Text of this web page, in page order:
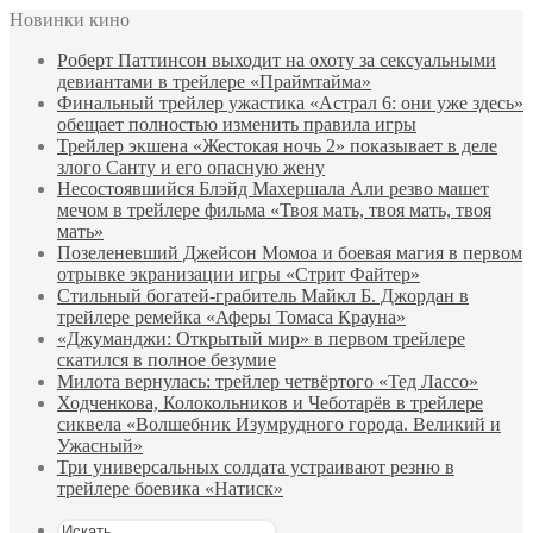
Новинки кино
Роберт Паттинсон выходит на охоту за сексуальными
девиантами в трейлере «Праймтайма»
Финальный трейлер ужастика «Астрал 6: они уже здесь»
обещает полностью изменить правила игры
Трейлер экшена «Жестокая ночь 2» показывает в деле
злого Санту и его опасную жену
Несостоявшийся Блэйд Махершала Али резво машет
мечом в трейлере фильма «Твоя мать, твоя мать, твоя
мать»
Позеленевший Джейсон Момоа и боевая магия в первом
отрывке экранизации игры «Стрит Файтер»
Стильный богатей-грабитель Майкл Б. Джордан в
трейлере ремейка «Аферы Томаса Крауна»
«Джуманджи: Открытый мир» в первом трейлере
скатился в полное безумие
Милота вернулась: трейлер четвёртого «Тед Лассо»
Ходченкова, Колокольников и Чеботарёв в трейлере
сиквела «Волшебник Изумрудного города. Великий и
Ужасный»
Три универсальных солдата устраивают резню в
трейлере боевика «Натиск»